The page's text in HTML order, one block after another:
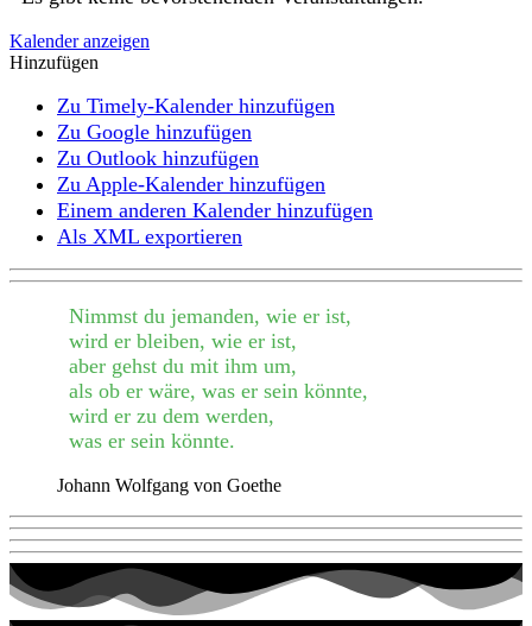
Kalender anzeigen
Hinzufügen
Zu Timely-Kalender hinzufügen
Zu Google hinzufügen
Zu Outlook hinzufügen
Zu Apple-Kalender hinzufügen
Einem anderen Kalender hinzufügen
Als XML exportieren
Nimmst du jemanden, wie er ist,
wird er bleiben, wie er ist,
aber gehst du mit ihm um,
als ob er wäre, was er sein könnte,
wird er zu dem werden,
was er sein könnte.
Johann Wolfgang von Goethe